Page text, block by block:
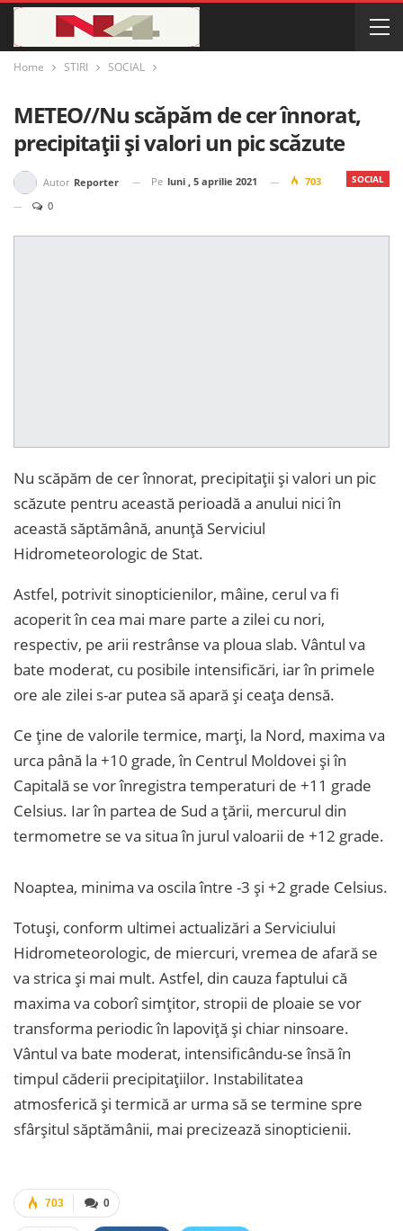
Home STIRI SOCIAL
METEO//Nu scăpăm de cer înnorat,
precipitații și valori un pic scăzute
SOCIAL
Autor Reporter Pe luni , 5 aprilie 2021
703
0
Nu scăpăm de cer înnorat, precipitații și valori un pic
scăzute pentru această perioadă a anului nici în
această săptămână, anunță Serviciul
Hidrometeorologic de Stat.
Astfel, potrivit sinopticienilor, mâine, cerul va fi
acoperit în cea mai mare parte a zilei cu nori,
respectiv, pe arii restrânse va ploua slab. Vântul va
bate moderat, cu posibile intensificări, iar în primele
ore ale zilei s-ar putea să apară și ceața densă.
Ce ține de valorile termice, marți, la Nord, maxima va
urca până la +10 grade, în Centrul Moldovei și în
Capitală se vor înregistra temperaturi de +11 grade
Celsius. Iar în partea de Sud a țării, mercurul din
termometre se va situa în jurul valoarii de +12 grade.
Noaptea, minima va oscila între -3 și +2 grade Celsius.
Totuși, conform ultimei actualizări a Serviciului
Hidrometeorologic, de miercuri, vremea de afară se
va strica și mai mult. Astfel, din cauza faptului că
maxima va coborî simțitor, stropii de ploaie se vor
transforma periodic în lapoviță și chiar ninsoare.
Vântul va bate moderat, intensificându-se însă în
timpul căderii precipitațiilor. Instabilitatea
atmosferică și termică ar urma să se termine spre
sfârșitul săptămânii, mai precizează sinopticienii.
0
703